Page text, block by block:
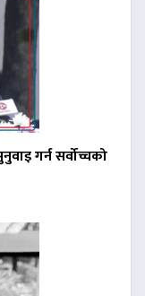
गर्न सर्वोच्चको